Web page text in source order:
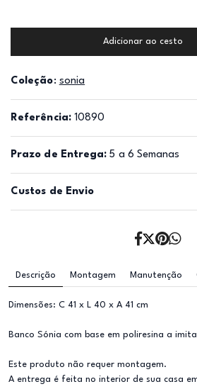
Adicionar ao cesto
Coleção: sonia
Referência: 10890
Prazo de Entrega: 5 a 6 Semanas
Custos de Envio
Descrição Montagem Manutenção
Dimensões: C 41 x L 40 x A 41 cm
Banco Sónia com base em poliresina a
Este produto não requer montagem.
A entrega é feita no interior de sua casa